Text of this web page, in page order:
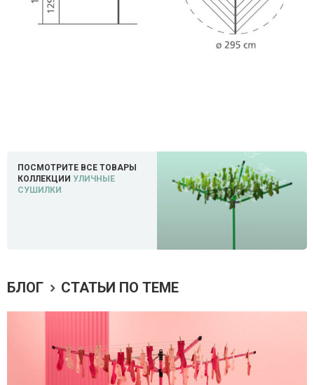
ПОСМОТРИТЕ ВСЕ ТОВАРЫ
КОЛЛЕКЦИИ УЛИЧНЫЕ
СУШИЛКИ
БЛОГ СТАТЬИ ПО ТЕМЕ